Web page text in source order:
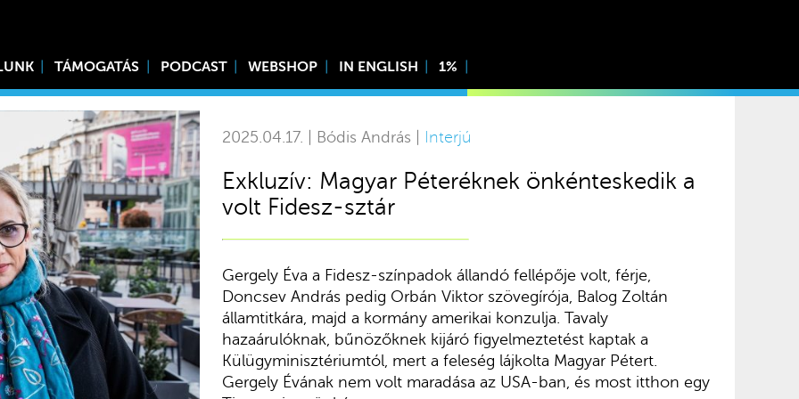
TÁMOGATÁS PODCAST WEBSHOP IN ENGLISH 1%
2025.04.17. | Bódis András | Interjú
Exkluzív: Magyar Péteréknek önkénteskedik a
volt Fidesz-sztár
Gergely Éva a Fidesz-színpadok állandó fellépője volt, férje,
Doncsev András pedig Orbán Viktor szövegírója, Balog Zoltán
államtitkára, majd a kormány amerikai konzulja. Tavaly
hazaárulóknak, bűnözőknek kijáró figyelmeztetést kaptak a
Külügyminisztériumtól, mert a feleség lájkolta Magyar Pétert.
Gergely Évának nem volt maradása az USA-ban, és most itthon egy